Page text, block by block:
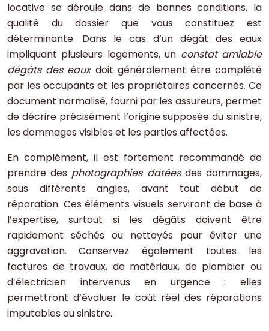
locative se déroule dans de bonnes conditions, la
qualité du dossier que vous constituez est
déterminante. Dans le cas d’un dégât des eaux
impliquant plusieurs logements, un constat amiable
dégâts des eauxdoit généralement être complété
par les occupants et les propriétaires concernés. Ce
document normalisé, fourni par les assureurs, permet
de décrire précisément l’origine supposée du sinistre,
les dommages visibles et les parties affectées.
En complément, il est fortement recommandé de
prendre des photographies datéesdes dommages,
sous différents angles, avant tout début de
réparation. Ces éléments visuels serviront de base à
l’expertise, surtout si les dégâts doivent être
rapidement séchés ou nettoyés pour éviter une
aggravation. Conservez également toutes les
factures de travaux, de matériaux, de plombier ou
d’électricien intervenus en urgence : elles
permettront d’évaluer le coût réel des réparations
imputables au sinistre.